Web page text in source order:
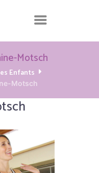
Motsch
Enfants
Motsch